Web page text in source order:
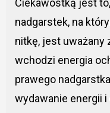
Ciekawostką jest to, że w tradycji judaizmu lewy
nadgarstek, na
nitkę, jest uważany
wchodzi energia
prawego
wydawanie energii i